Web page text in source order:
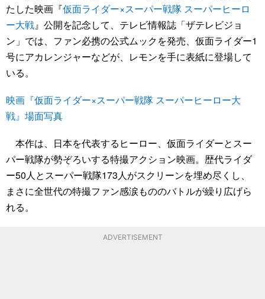
たした映画『仮面ライダー×スーパー戦隊 スーパーヒーロ
ー大戦』公開を記念して、テレビ情報誌「ザテレビジョ
ン」では、ファン必携の公式ムックを発売、仮面ライダー1
号にアカレンジャーなどが、レモンを手に表紙に登場して
いる。
映画『仮面ライダー×スーパー戦隊 スーパーヒーロー大
戦』場面写真
本作は、日本を代表するヒーロー、仮面ライダーとスー
パー戦隊が勢ぞろいする特撮アクション映画。歴代ライダ
ー50人とスーパー戦隊173人がスクリーンを埋め尽くし、
まさに全世代の特撮ファン感涙もののバトルが繰り広げら
れる。
ADVERTISEMENT